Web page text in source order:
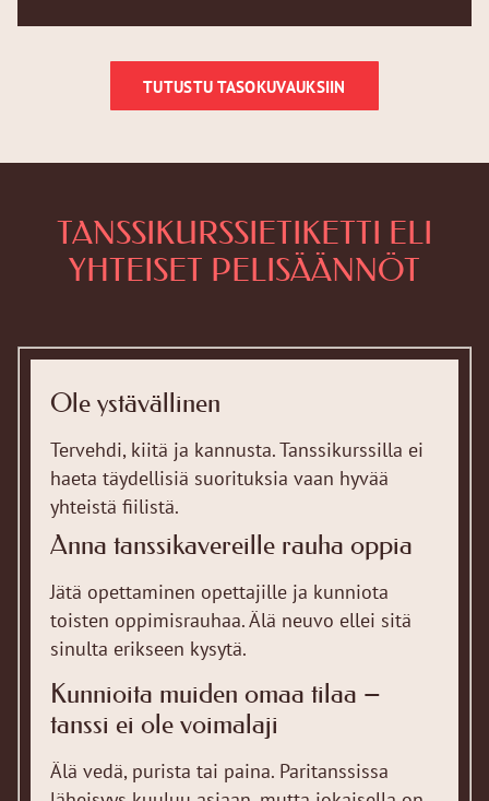
TUTUSTU TASOKUVAUKSIIN
TANSSIKURSSIETIKETTI ELI
YHTEISET PELISÄÄNNÖT
Ole ystävällinen
Tervehdi, kiitä ja kannusta. Tanssikurssilla ei
haeta täydellisiä suorituksia vaan hyvää
yhteistä fiilistä.
Anna tanssikavereille rauha oppia
Jätä opettaminen opettajille ja kunniota
toisten oppimisrauhaa. Älä neuvo ellei sitä
sinulta erikseen kysytä.
Kunnioita muiden omaa tilaa –
tanssi ei ole voimalaji
Älä vedä, purista tai paina. Paritanssissa